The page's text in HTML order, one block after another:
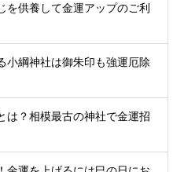
を供養して金運アップのご利
小綱神社は御朱印も強運厄除
は？相模最古の神社で金運招